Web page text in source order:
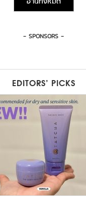
- SPONSORS -
EDITORS’ PICKS